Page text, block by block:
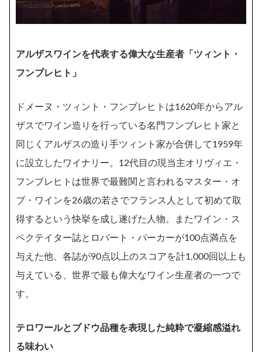
アルザスワインを代表する偉大な生産者「ツィント・
フンブレヒト」
ドメーヌ・ツィント・フンブレヒトは1620年からアル
ザスでワイン造りを行っている名門フンブレヒト家と
同じくアルザスの造り手ツィント家が合併して1959年
に設立したワイナリー。12代目の現当主オリヴィエ・
フンブレヒトは世界で最難関と言われるマスター・オ
ブ・ワインを26歳の若さでフランス人として初めて取
得するという快挙を成し遂げた人物。またワイン・ス
ペクテイター誌とロバート・パーカーが100点満点を
与えた他、各誌が90点以上のスコアを計1,000回以上も
与えている、世界で最も偉大なワイン生産者の一つで
す。
テロワールとブドウ品種を表現した純粋で凝縮感溢れ
る味わい